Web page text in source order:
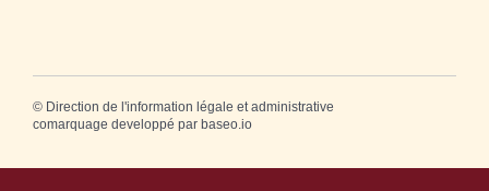
© Direction de l'information légale et administrative
comarquage developpé par baseo.io